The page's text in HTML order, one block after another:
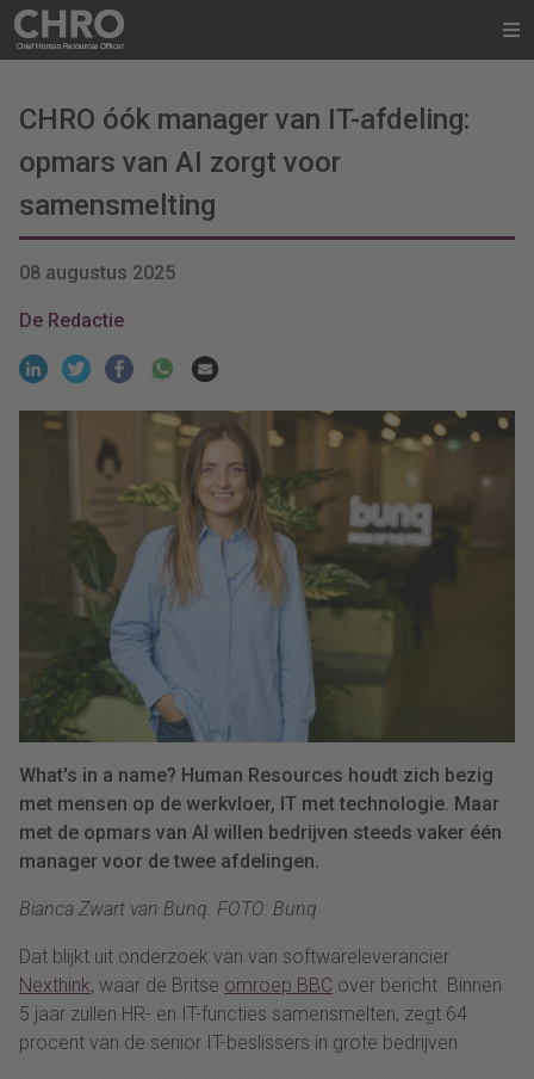
CHRO óók manager van IT-afdeling:
opmars van AI zorgt voor
samensmelting
08 augustus 2025
De Redactie
What's in a name? Human Resources houdt zich bezig
met mensen op de werkvloer, IT met technologie. Maar
met de opmars van AI willen bedrijven steeds vaker één
manager voor de twee afdelingen.
Bianca Zwart van Bunq. FOTO: Bunq
Dat blijkt uit onderzoek van van softwareleverancier
Nexthink, waar de Britse omroep BBC over bericht. Binnen
5 jaar zullen HR- en IT-functies samensmelten, zegt 64
procent van de senior IT-beslissers in grote bedrijven.